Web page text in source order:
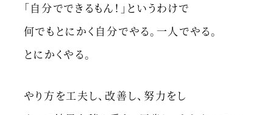
「自分でできるもん！」というわけで
何でもとにかく自分でやる。一人でやる。
とにかくやる。
やり方を工夫し、改善し、努力をし